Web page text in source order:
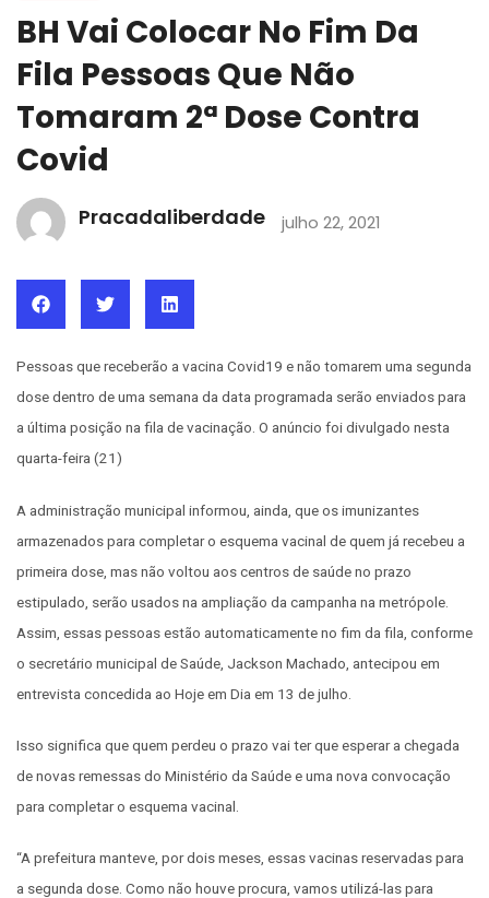
BH Vai Colocar No Fim Da
Fila Pessoas Que Não
Tomaram 2ª Dose Contra
Covid
Pracadaliberdade julho 22, 2021
Pessoas que receberão a vacina Covid19 e não tomarem uma segunda
dose dentro de uma semana da data programada serão enviados para
a última posição na fila de vacinação. O anúncio foi divulgado nesta
quarta-feira (21)
A administração municipal informou, ainda, que os imunizantes
armazenados para completar o esquema vacinal de quem já recebeu a
primeira dose, mas não voltou aos centros de saúde no prazo
estipulado, serão usados na ampliação da campanha na metrópole.
Assim, essas pessoas estão automaticamente no fim da fila, conforme
o secretário municipal de Saúde, Jackson Machado, antecipou em
entrevista concedida ao Hoje em Dia em 13 de julho.
Isso significa que quem perdeu o prazo vai ter que esperar a chegada
de novas remessas do Ministério da Saúde e uma nova convocação
para completar o esquema vacinal.
“A prefeitura manteve, por dois meses, essas vacinas reservadas para
a segunda dose. Como não houve procura, vamos utilizá-las para